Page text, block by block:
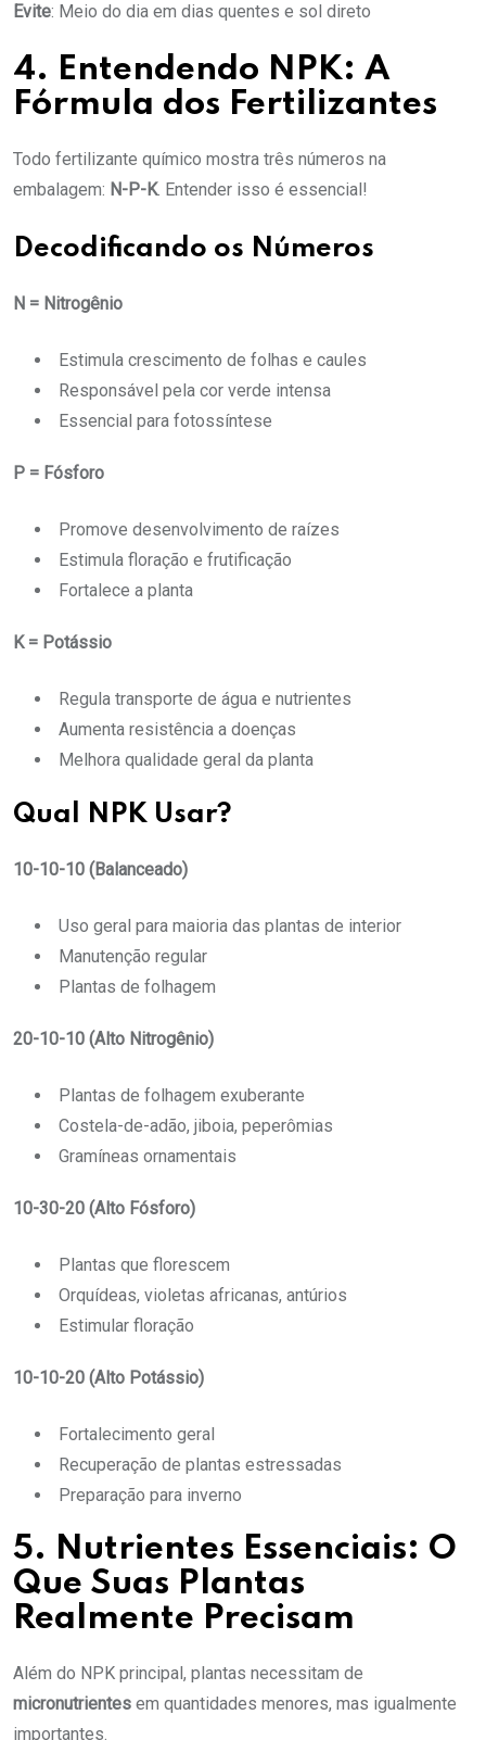
Evite: Meio do dia em dias quentes e sol direto
4. Entendendo NPK: A
Fórmula dos Fertilizantes
Todo fertilizante químico mostra três números na
embalagem: N-P-K. Entender isso é essencial!
Decodificando os Números
N = Nitrogênio
Estimula crescimento de folhas e caules
Responsável pela cor verde intensa
Essencial para fotossíntese
P = Fósforo
Promove desenvolvimento de raízes
Estimula floração e frutificação
Fortalece a planta
K = Potássio
Regula transporte de água e nutrientes
Aumenta resistência a doenças
Melhora qualidade geral da planta
Qual NPK Usar?
10-10-10 (Balanceado)
Uso geral para maioria das plantas de interior
Manutenção regular
Plantas de folhagem
20-10-10 (Alto Nitrogênio)
Plantas de folhagem exuberante
Costela-de-adão, jiboia, peperômias
Gramíneas ornamentais
10-30-20 (Alto Fósforo)
Plantas que florescem
Orquídeas, violetas africanas, antúrios
Estimular floração
10-10-20 (Alto Potássio)
Fortalecimento geral
Recuperação de plantas estressadas
Preparação para inverno
5. Nutrientes Essenciais: O
Que Suas Plantas
Realmente Precisam
Além do NPK principal, plantas necessitam de
micronutrientes em quantidades menores, mas igualmente
importantes.